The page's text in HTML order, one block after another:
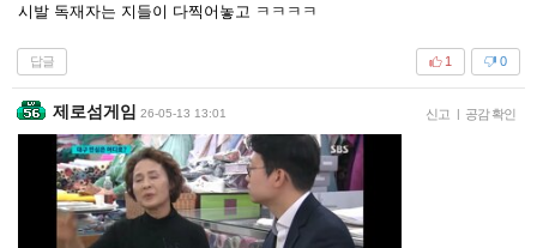
시발 독재자는 지들이 다찍어놓고 ㅋㅋㅋㅋ
답글 0
1
제로섬게임 26-05-13 13:01 신고 | 공감 확인